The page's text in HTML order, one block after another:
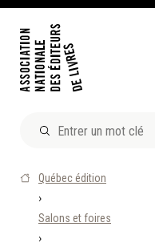
DOSSIERS ET ENJEUX
ÊTRE ÉDITEUR·TRICE
Québec édition
›
Salons et foires
›